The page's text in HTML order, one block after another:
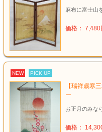
麻布に富士山
価格： 7,480
NEW PICK UP
【瑞祥歳寒
ー
お正月のみな
価格：